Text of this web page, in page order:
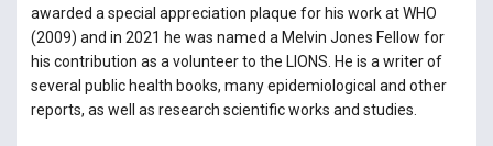
awarded a special appreciation plaque for his work at WHO
(2009) and in 2021 he was named a Melvin Jones Fellow for
his contribution as a volunteer to the LIONS. He is a writer of
several public health books, many epidemiological and other
reports, as well as research scientific works and studies.